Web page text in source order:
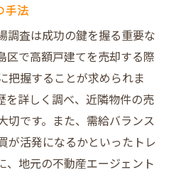
動産市場の特徴
リアとその理由
ェクトが与える影響
を把握する方法
動向の違い
差別化戦略
手法
調査は成功の鍵を握る重要な
区で高額戸建てを売却する際
把握することが求められま
を詳しく調べ、近隣物件の売
切です。また、需給バランス
が活発になるかといったトレ
、地元の不動産エージェント